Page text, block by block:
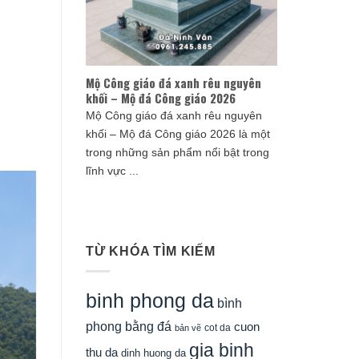
Mộ Công giáo đá xanh rêu nguyên
khối – Mộ đá Công giáo 2026
Mộ Công giáo đá xanh rêu nguyên
khối – Mộ đá Công giáo 2026 là một
trong những sản phẩm nổi bật trong
lĩnh vực ...
TỪ KHÓA TÌM KIẾM
binh phong da bình
phong bằng đá bản vẽ cot da cuon
thu da dinh huong da gia binh